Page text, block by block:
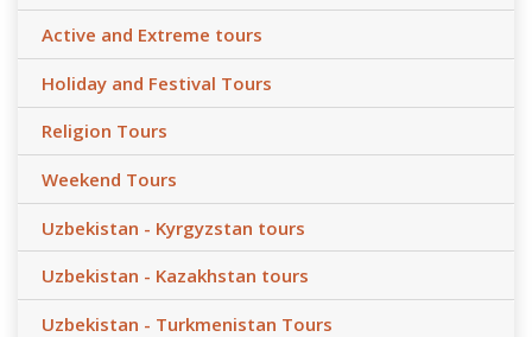
Active and Extreme tours
Holiday and Festival Tours
Religion Tours
Weekend Tours
Uzbekistan - Kyrgyzstan tours
Uzbekistan - Kazakhstan tours
Uzbekistan - Turkmenistan Tours